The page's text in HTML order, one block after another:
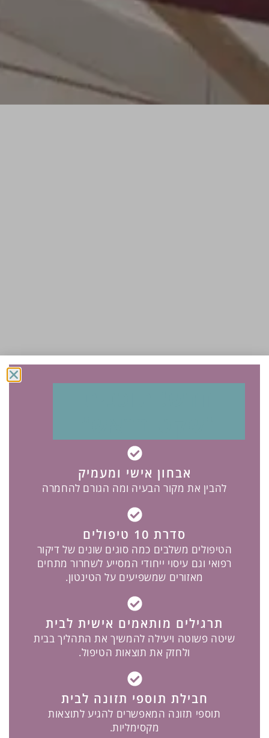
האם יש קשר בין
תזונה לטינטון?
אבחון אישי ומעמיק
להבין את מקור הבעיה ומה הגורם להחמרה
סדרת 10 טיפולים
הטיפולים משלבים כמה סוגים שונים של דיקור
רפואי וגם עיסוי ייחודי המסייע לשחרור מתחים
מאזורים שמשפיעים על הטינטון.
תרגילים מותאמים אישית לבית
שיטה פשוטה ויעילה להמשיך את התהליך בבית
ולחזק את תוצאות הטיפול.
חבילת תוספי תזונה לבית
תוספי תזונה המאפשרים להגיע לתוצאות
מקסימליות.